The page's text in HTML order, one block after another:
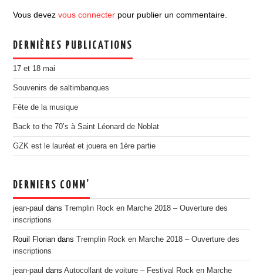
EDITION 2015
EDITION 2014
EDITION 2012
PRESSE
CONTACT
Vous devezvous connecter pour publier un commentaire.
DERNIÈRES PUBLICATIONS
17 et 18 mai
Souvenirs de saltimbanques
Fête de la musique
Back to the 70’s à Saint Léonard de Noblat
GZK est le lauréat et jouera en 1ère partie
DERNIERS COMM’
jean-paul dansTremplin Rock en Marche 2018 – Ouverture des
inscriptions
Rouil Florian dansTremplin Rock en Marche 2018 – Ouverture des
inscriptions
jean-paul dansAutocollant de voiture – Festival Rock en Marche